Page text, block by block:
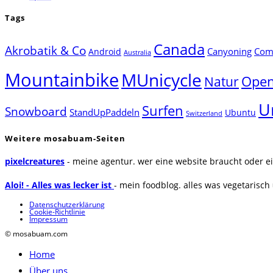
Tags
Akrobatik & Co Android Australia Canada Canyoning
MountainbikeMUnicycle Natur
Snowboard StandUpPaddeln Surfen Switzerland Ubuntu
Weitere mosabuam-Seiten
pixelcreatures - meine agentur. wer eine website braucht oder
Aloi! - Alles was lecker ist - mein foodblog. alles was
Datenschutzerklärung
Cookie-Richtlinie
Impressum
© mosabuam.com
Home
Über uns